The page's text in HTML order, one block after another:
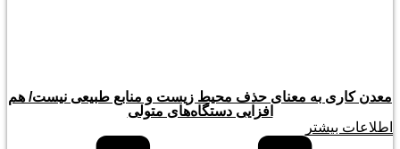
معدن کاری به معنای حذف محیط زیست و منابع طبیعی نیست/ هم
افزایی دستگاه‌های متولی
اطلاعات بیشتر